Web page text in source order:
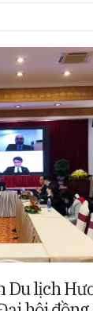
Du lịch